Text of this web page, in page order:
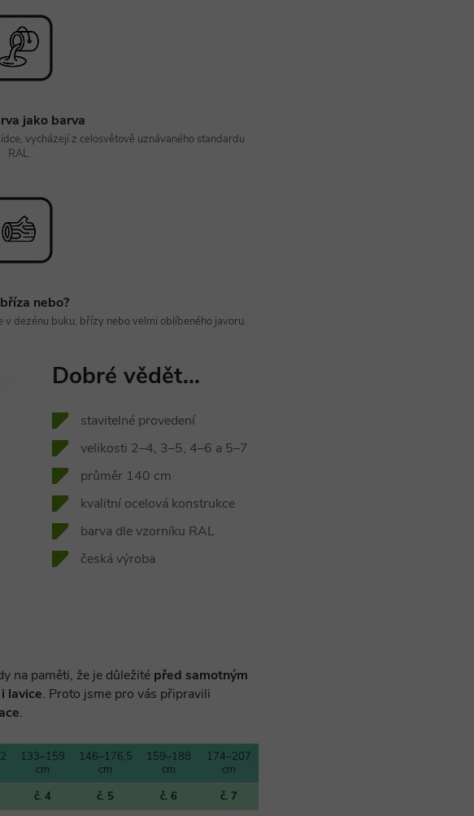
jako barva
vycházejí z celosvětově uznávaného standardu
RAL.
nebo?
dezénu buku, břízy nebo velmi oblíbeného javoru.
Dobré vědět...
stavitelné provedení
velikosti 2–4, 3–5, 4–6 a 5–7
průměr 140 cm
kvalitní ocelová konstrukce
barva dle vzorníku RAL
česká výroba
na paměti, že je důležité před samotným
lavice. Proto jsme pro vás připravili
.
133–159
cm
146–176,5
cm
159–188
cm
174–207
cm
č. 4 č. 5 č. 6 č. 7